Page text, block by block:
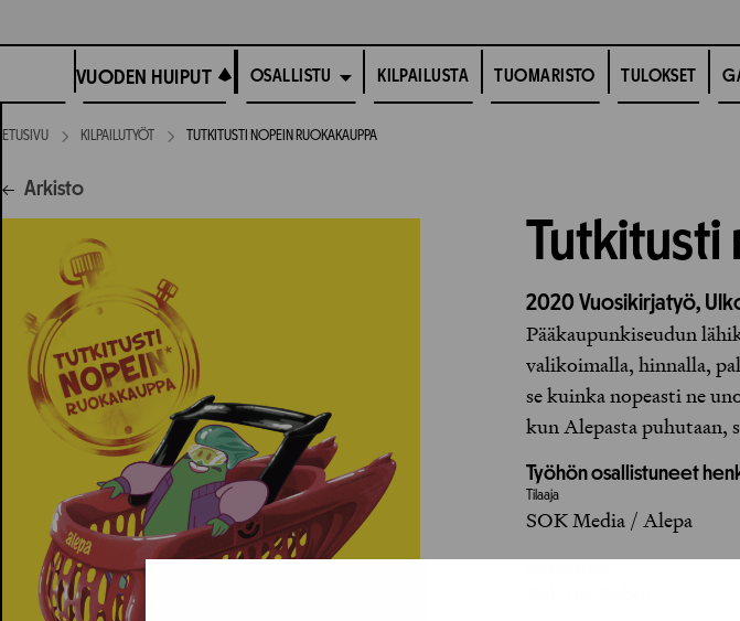
suoraan
VUODEN HUIPUT
VUODEN HUIPUT OSALLISTU KILPAILUSTA TUOMARISTO TULOKSET
ETUSIVU KILPAILUTYÖT TUTKITUSTI NOPEIN RUOKAKAUPPA
Arkisto
2020 Vuosikirjatyö,
Pääkaupunkiseudun
valikoimalla, hinnalla,
se kuinka nopeasti ne
kun Alepasta puhutaan,
Työhön osallistuneet
Tilaaja
SOK Media / Alepa